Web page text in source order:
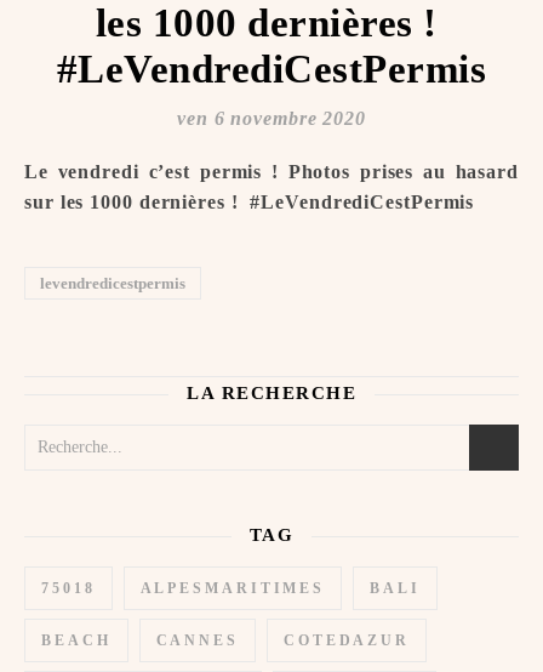
les 1000 dernières ! ️
#LeVendrediCestPermis
ven 6 novembre 2020
Le vendredi c’est permis ! Photos prises au hasard
sur les 1000 dernières ! ️ #LeVendrediCestPermis
levendredicestpermis
LA RECHERCHE
TAG
75018 ALPESMARITIMES BALI
BEACH CANNES COTEDAZUR